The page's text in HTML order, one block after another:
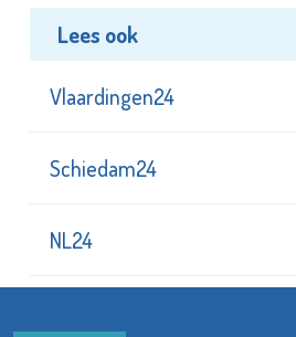
Lees ook
Vlaardingen24
Schiedam24
NL24